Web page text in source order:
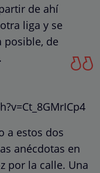
de ahí
liga y se
posible, de
a estos dos
anécdotas en
por la calle. Una